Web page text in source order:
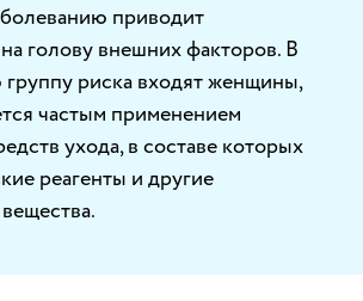
приводит
голову внешних факторов. В
риска входят женщины,
частым применением
ухода, в составе которых
реагенты и другие